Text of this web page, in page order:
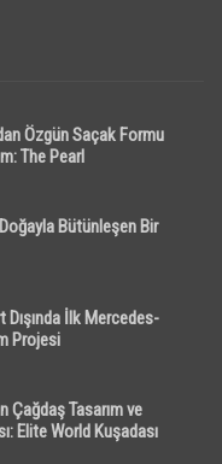
Özgün Saçak Formu
The Pearl
Bütünleşen Bir
Dışında İlk Mercedes-
Projesi
Çağdaş Tasarım ve
Elite World Kuşadası